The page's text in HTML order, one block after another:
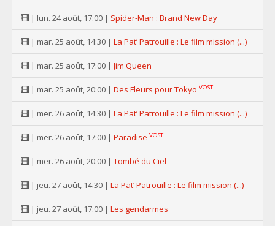
| lun. 24 août, 17:00 | Spider-Man : Brand New Day
| mar. 25 août, 14:30 | La Pat’ Patrouille : Le film mission (...)
| mar. 25 août, 17:00 | Jim Queen
| mar. 25 août, 20:00 | Des Fleurs pour Tokyo VOST
| mer. 26 août, 14:30 | La Pat’ Patrouille : Le film mission (...)
| mer. 26 août, 17:00 | Paradise VOST
| mer. 26 août, 20:00 | Tombé du Ciel
| jeu. 27 août, 14:30 | La Pat’ Patrouille : Le film mission (...)
| jeu. 27 août, 17:00 | Les gendarmes